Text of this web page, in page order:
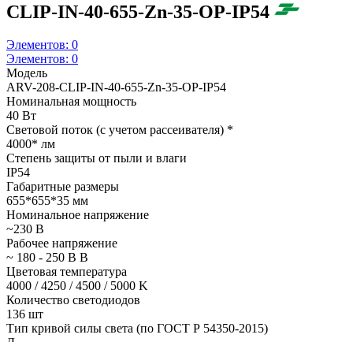
CLIP-IN-40-655-Zn-35-OP-IP54
Элементов: 0
Элементов: 0
Модель
ARV-208-CLIP-IN-40-655-Zn-35-OP-IP54
Номинальная мощность
40 Вт
Световой поток (с учетом рассеивателя) *
4000* лм
Степень защиты от пыли и влаги
IP54
Габаритные размеры
655*655*35 мм
Номинальное напряжение
~230 В
Рабочее напряжение
~ 180 - 250 В В
Цветовая температура
4000 / 4250 / 4500 / 5000 K
Количество светодиодов
136 шт
Тип кривой силы света (по ГОСТ Р 54350-2015)